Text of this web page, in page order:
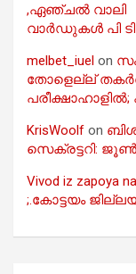
,ഏഞ്ചൽ വാലി
വാർഡുകൾ പി ടി
melbet_iuel on
തോളെല്ല്
പരീക്ഷാഹാളിൽ;
KrisWoolf on
സെക്രട്ടറി:
Vivod iz zapoya
;.കോട്ടയം